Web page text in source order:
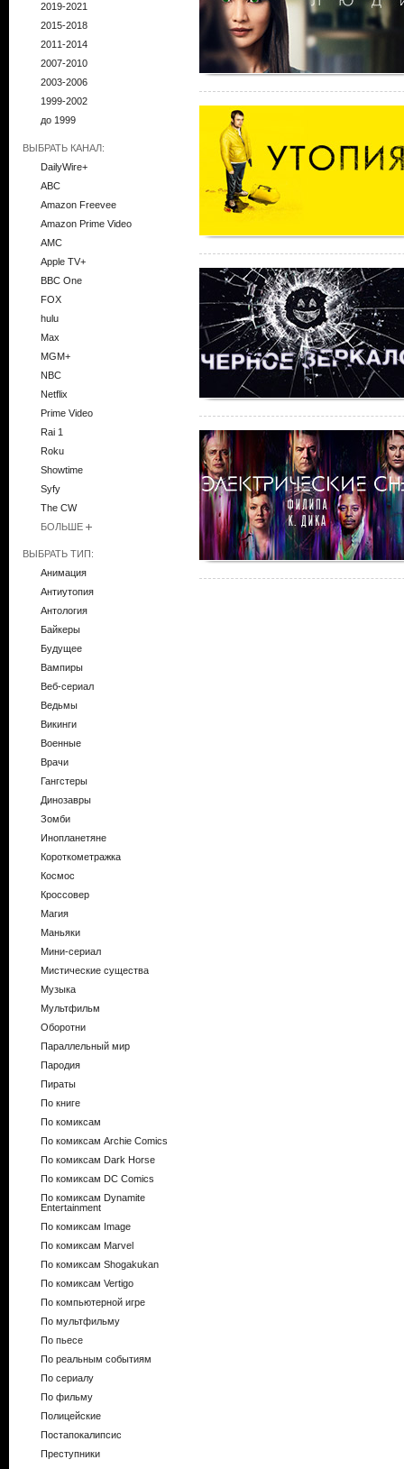
2019-2021
2015-2018
2011-2014
2007-2010
2003-2006
1999-2002
до 1999
ВЫБРАТЬ КАНАЛ:
DailyWire+
ABC
Amazon Freevee
Amazon Prime Video
AMC
Apple TV+
BBC One
FOX
hulu
Max
MGM+
NBC
Netflix
Prime Video
Rai 1
Roku
Showtime
Syfy
The CW
БОЛЬШЕ
ВЫБРАТЬ ТИП:
Анимация
Антиутопия
Антология
Байкеры
Будущее
Вампиры
Веб-сериал
Ведьмы
Викинги
Военные
Врачи
Гангстеры
Динозавры
Зомби
Инопланетяне
Короткометражка
Космос
Кроссовер
Магия
Маньяки
Мини-сериал
Мистические существа
Музыка
Мультфильм
Оборотни
Параллельный мир
Пародия
Пираты
По книге
По комиксам
По комиксам Archie Comics
По комиксам Dark Horse
По комиксам DC Comics
По комиксам Dynamite
Entertainment
По комиксам Image
По комиксам Marvel
По комиксам Shogakukan
По комиксам Vertigo
По компьютерной игре
По мультфильму
По пьесе
По реальным событиям
По сериалу
По фильму
Полицейские
Постапокалипсис
Преступники